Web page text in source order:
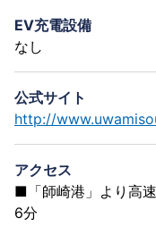
EV充電設備
なし
公式サイト
http://
アクセス
■「師崎港」より高
6分